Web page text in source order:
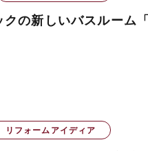
クの新しいバスルーム
リフォームアイディア